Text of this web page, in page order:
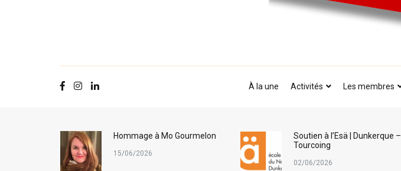
À la une Activités Les membres
Hommage à Mo Gourmelon
15/06/2026
Soutien à l’Esä | Dunkerque –
Tourcoing
02/06/2026